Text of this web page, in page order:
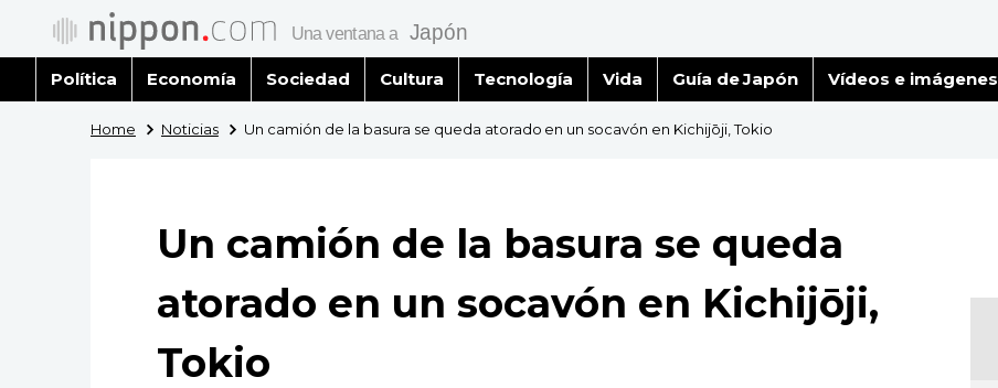
Política Economía Sociedad Cultura Tecnología Vida Guía de Japón Vídeos e imágenes
Home Noticias Un camión de la basura se queda atorado en un socavón en Kichijōji, Tokio
Un camión de la basura se queda
atorado en un socavón en Kichijōji,
Tokio